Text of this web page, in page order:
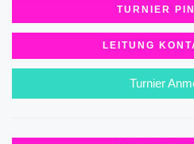
TURNIER
LEITUNG
Turnier